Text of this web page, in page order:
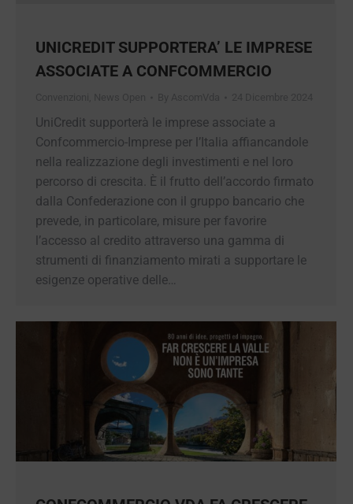
UNICREDIT SUPPORTERA’ LE
CONFCOMMERCIO
Convenzioni,News Open ByAscomVda
24 Dicembre 2024
UniCredit supporterà le imprese associate a
Confcommercio-Imprese per l’Italia
affiancandole nella realizzazione degli
investimenti e nel loro percorso di crescita. È il
frutto dell’accordo firmato dalla Confederazione
con il gruppo bancario che prevede, in
credito attraverso una gamma di strumenti di
finanziamento mirati a supportare le esigenze
operative delle…